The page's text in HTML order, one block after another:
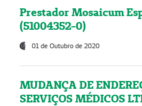
Prestador Mosaicum
(51004352-0)
01 de Outubro de 2020
MUDANÇA DE
SERVIÇOS MÉDICOS